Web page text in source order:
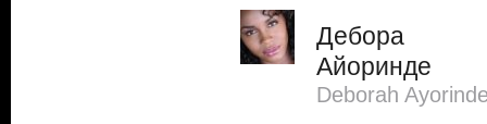
Дебора
Айоринде
Deborah